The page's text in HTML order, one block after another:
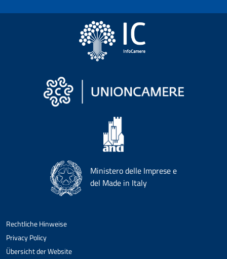
Ministero delle Imprese e
del Made in Italy
Rechtliche Hinweise
Privacy Policy
Übersicht der Website